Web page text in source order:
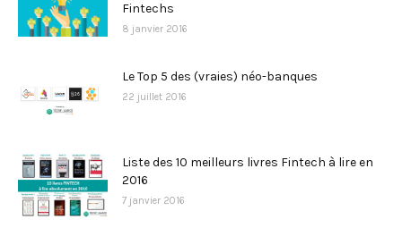
Fintechs
8 janvier 2016
Le Top 5 des (vraies) néo-banques
22 juillet 2016
Liste des 10 meilleurs livres Fintech à lire en
2016
7 janvier 2016